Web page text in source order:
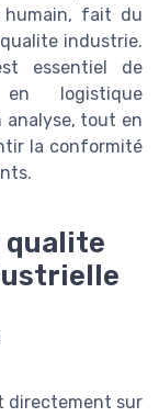
humain, fait du
industrie.
essentiel de
en logistique
analyse, tout en
la conformité
qualite
directement sur